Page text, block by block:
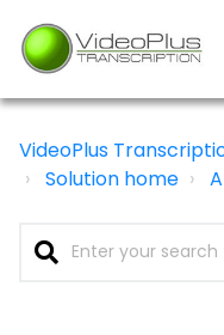
VideoPlus
Solution home